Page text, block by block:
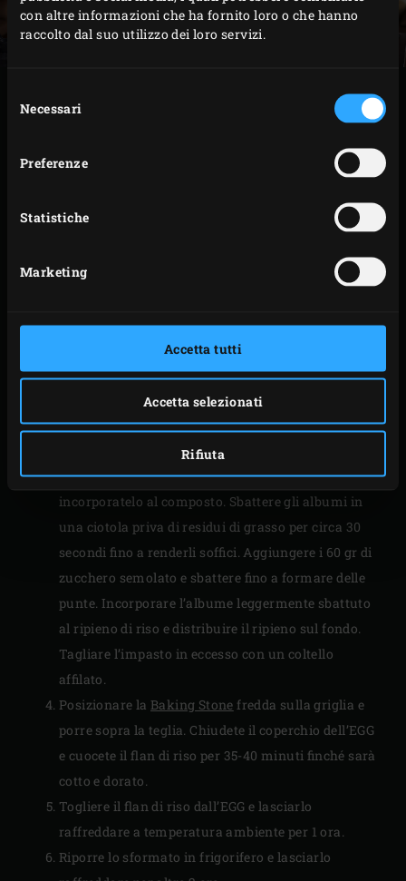
con altre informazioni che ha fornito loro o che hanno
raccolto dal suo utilizzo dei loro servizi.
delNecessari
Preferenze
Statistiche
Marketing
Accetta tutti
Accetta selezionati
Rifiuta
scaldarlo ad una temperature di 200°C usando il
Nel frattempo ungere con il burro uno stampo per
con farina ed eliminare quella in eccesso.
sopra l’impasto e stendetelo con il mattarello a uno
spessore di circa 5 millimetri in una sfoglia
abbastanza grande da rivestire lo stampo. Foderare
lo stampo per flan con l’impasto, lasciandolo
sporgere dal bordo di almeno 1 cm.
Togliere il ripieno dal frigorifero e mescolare per
ammorbidirlo. Aggiungete il tuorlo d’uovo e
incorporatelo al composto. Sbattere gli albumi in
una ciotola priva di residui di grasso per circa 30
secondi fino a renderli soffici. Aggiungere i 60 gr di
zucchero semolato e sbattere fino a formare delle
punte. Incorporare l’albume leggermente sbattuto
al ripieno di riso e distribuire il ripieno sul fondo.
Tagliare l’impasto in eccesso con un coltello
affilato.
Posizionare laBaking Stone fredda sulla griglia e
porre sopra la teglia. Chiudete il coperchio dell’EGG
e cuocete il flan di riso per 35-40 minuti finché sarà
cotto e dorato.
Togliere il flan di riso dall’EGG e lasciarlo
raffreddare a temperatura ambiente per 1 ora.
Riporre lo sformato in frigorifero e lasciarlo